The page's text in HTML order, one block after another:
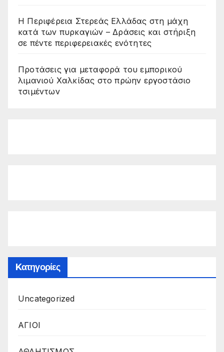
Η Περιφέρεια Στερεάς Ελλάδας στη μάχη
κατά των πυρκαγιών – Δράσεις και στήριξη
σε πέντε περιφερειακές ενότητες
Προτάσεις για μεταφορά του εμπορικού
λιμανιού Χαλκίδας στο πρώην εργοστάσιο
τσιμέντων
Kατηγορίες
Uncategorized
ΑΓΙΟΙ